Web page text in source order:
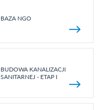
BAZA NGO
BUDOWA KANALIZACJI
SANITARNEJ - ETAP I